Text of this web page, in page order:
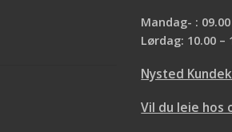
Mandag- :
Lørdag: 10.00 –
Nysted
Vil du leie hos